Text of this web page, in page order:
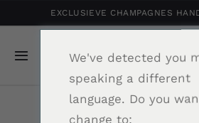
naar
inhoud
EXCLUSIEVE CHAMPAGNES
Navigatie
Toggelen
Home
We've detected you
speaking a different
language. Do you
change to: